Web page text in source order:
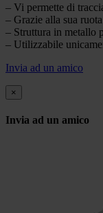
– Vi permette di
– Grazie alla sua
– Struttura in metallo
– Utilizzabile
Invia ad un amico
×
Invia ad un amico